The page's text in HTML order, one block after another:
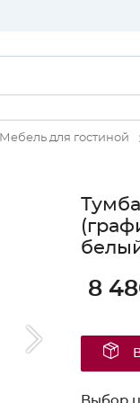
Мебель для гостиной
8